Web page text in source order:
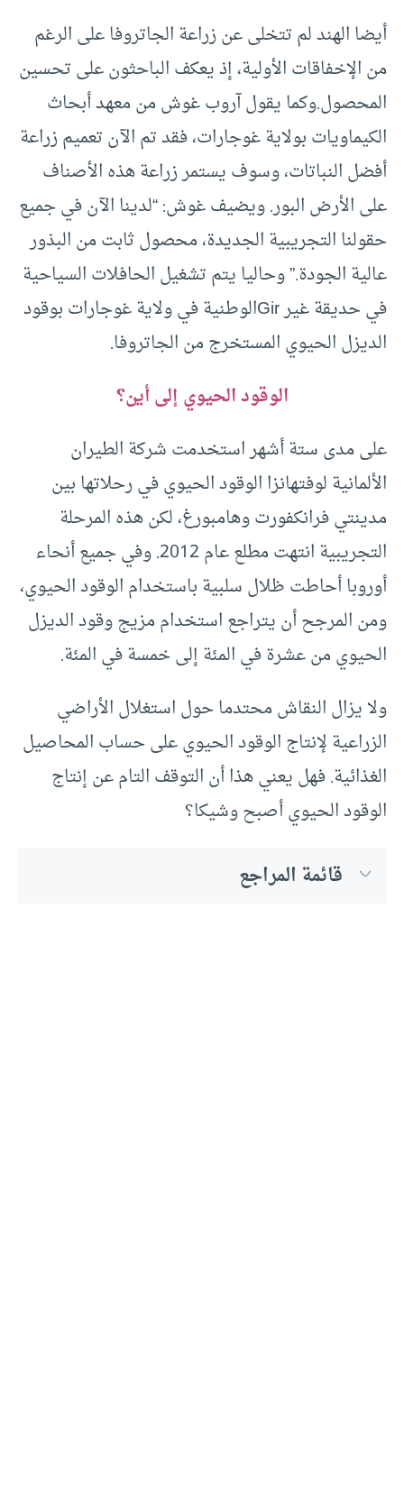
أيضا الهند لم تتخلى عن زراعة الجاتروفا على الرغم
من الإخفاقات الأولية، إذ يعكف الباحثون على تحسين
المحصول.وكما يقول آروب غوش من معهد أبحاث
الكيماويات بولاية غوجارات، فقد تم الآن تعميم زراعة
أفضل النباتات، وسوف يستمر زراعة هذه الأصناف
على الأرض البور. ويضيف غوش: “لدينا الآن في جميع
حقولنا التجريبية الجديدة، محصول ثابت من البذور
عالية الجودة.” وحاليا يتم تشغيل الحافلات السياحية
في حديقة غير Girالوطنية في ولاية غوجارات بوقود
الديزل الحيوي المستخرج من الجاتروفا.
الوقود الحيوي إلى أين؟
على مدى ستة أشهر استخدمت شركة الطيران
الألمانية لوفتهانزا الوقود الحيوي في رحلاتها بين
مدينتي فرانكفورت وهامبورغ، لكن هذه المرحلة
التجريبية انتهت مطلع عام 2012. وفي جميع أنحاء
أوروبا أحاطت ظلال سلبية باستخدام الوقود الحيوي،
ومن المرجح أن يتراجع استخدام مزيج وقود الديزل
الحيوي من عشرة في المئة إلى خمسة في المئة.
ولا يزال النقاش محتدما حول استغلال الأراضي
الزراعية لإنتاج الوقود الحيوي على حساب المحاصيل
الغذائية. فهل يعني هذا أن التوقف التام عن إنتاج
الوقود الحيوي أصبح وشيكا؟
قائمة المراجع